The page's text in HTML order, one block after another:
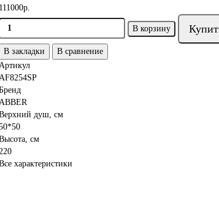
111000р.
В корзину
В закладки
В сравнение
Артикул
AF8254SP
ABBER
душ, см
см
220
характеристики